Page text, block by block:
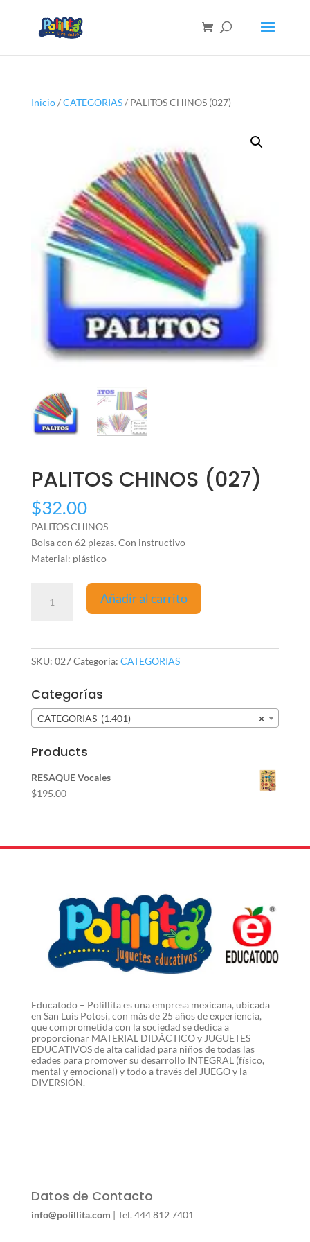
Inicio/CATEGORIAS/ PALITOS CHINOS (027)
PALITOS CHINOS (027)
$32.00
PALITOS CHINOS
Bolsa con 62 piezas. Con instructivo
Material: plástico
CHINOS
Añadir al carrito
SKU: 027Categoría: CATEGORIAS
Categorías
×
CATEGORIAS (1.401)
Products
RESAQUE Vocales
$195.00
Educatodo – Polillita es una empresa mexicana, ubicada
en San Luis Potosí, con más de 25 años de experiencia,
que comprometida con la sociedad se dedica a
proporcionar MATERIAL DIDÁCTICO y JUGUETES
EDUCATIVOS de alta calidad para niños de todas las
edades para promover su desarrollo INTEGRAL (físico,
mental y emocional) y todo a través del JUEGO y la
DIVERSIÓN.
Datos de Contacto
info@polillita.com | Tel. 444 812 7401